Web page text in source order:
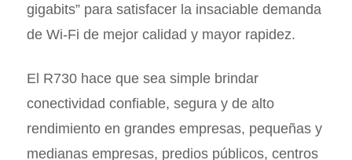
gigabits” para satisfacer la insaciable demanda
de Wi-Fi de mejor calidad y mayor rapidez.
El R730 hace que sea simple brindar
conectividad confiable, segura y de alto
rendimiento en grandes empresas, pequeñas y
medianas empresas, predios públicos, centros